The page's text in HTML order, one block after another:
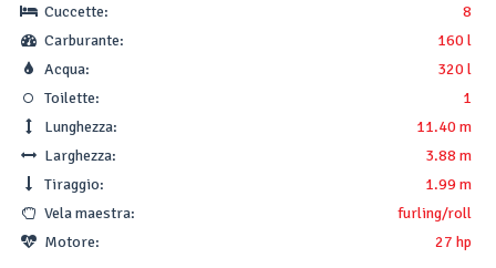
Cuccette:
8
Carburante:
160 l
Acqua:
320 l
Toilette:
1
Lunghezza:
11.40 m
Larghezza:
3.88 m
Tiraggio:
1.99 m
Vela maestra:
furling/roll
Motore:
27 hp